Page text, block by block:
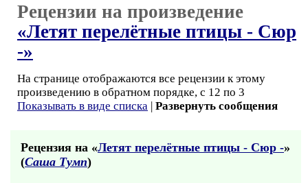
Рецензии на произведение
«Летят перелётные птицы - Сюр
-»
На странице отображаются все рецензии к этому
произведению в обратном порядке, с 12 по 3
Показывать в виде списка | Развернуть сообщения
Рецензия на «Летят перелётные птицы - Сюр -»
(Саша Тумп)